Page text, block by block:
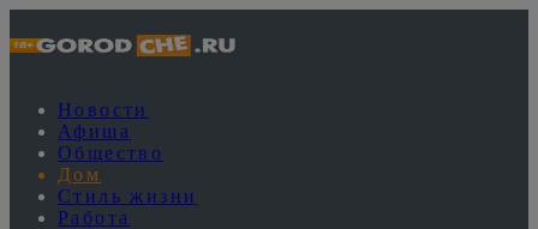
Новости
Афиша
Общество
Дом
Стиль жизни
Работа